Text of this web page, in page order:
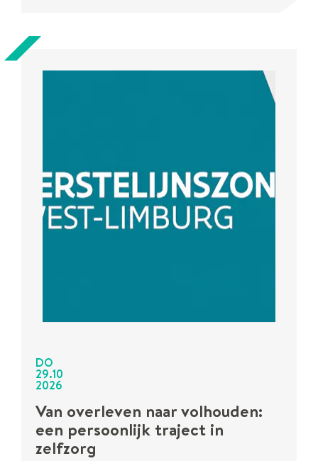
DO
29.10
2026
Van overleven naar volhouden:
een persoonlijk traject in
zelfzorg